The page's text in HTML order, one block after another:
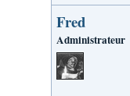
Fred
Administrateur